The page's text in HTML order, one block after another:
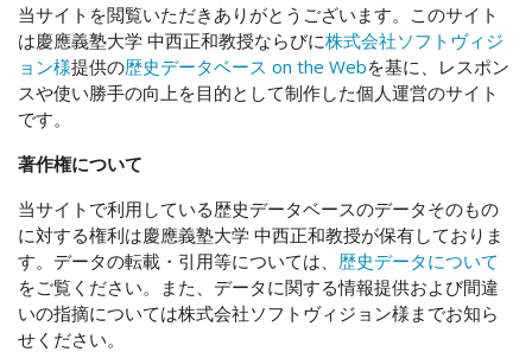
当サイトを閲覧いただきありがとうございます。このサイト
は慶應義塾大学 中西正和教授ならびに株式会社ソフトヴィジ
ョン様提供の歴史データベース on the Webを基に、レスポン
スや使い勝手の向上を目的として制作した個人運営のサイト
です。
著作権について
当サイトで利用している歴史データベースのデータそのもの
に対する権利は慶應義塾大学 中西正和教授が保有しておりま
す。データの転載・引用等については、 歴史データについて
をご覧ください。また、データに関する情報提供および間違
いの指摘については株式会社ソフトヴィジョン様までお知ら
せください。